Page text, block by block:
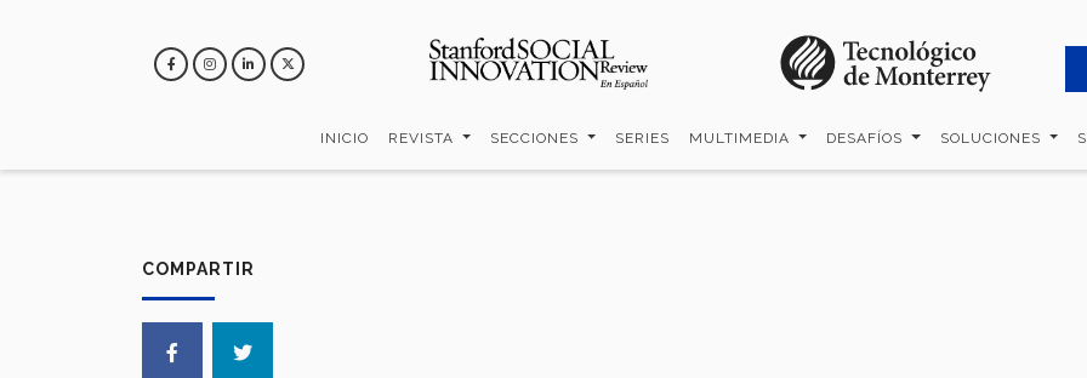
INICIO REVISTA SECCIONES SERIES MULTIMEDIA DESAFÍOS SOLUCIONES
COMPARTIR